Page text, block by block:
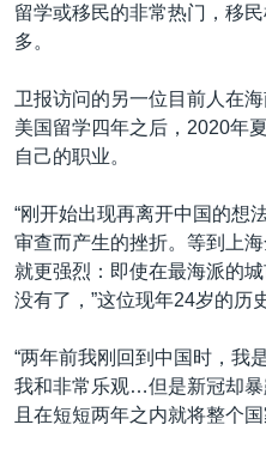
留学或移民的非常热门，移
多。
卫报访问的另一位目前人在
美国留学四年之后，2020年
自己的职业。
“刚开始出现再离开中国的想
审查而产生的挫折。等到上
就更强烈：即使在最海派的
没有了，”这位现年24岁的历
“两年前我刚回到中国时，我
我和非常乐观…但是新冠却
且在短短两年之内就将整个